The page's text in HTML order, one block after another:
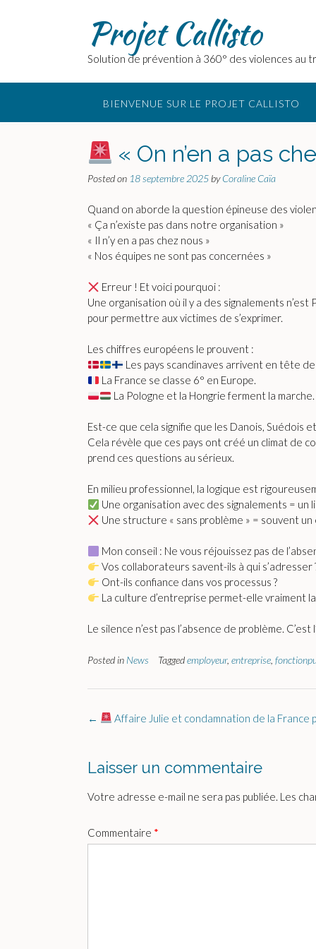
Projet Callisto
Solution de prévention à 360° des violences au
BIENVENUE SUR LE PROJET CALLISTO
« On n’en a pas
Posted on 18 septembre 2025 byCoraline Caïa
Quand on aborde la question épineuse des
« Ça n’existe pas dans notre organisation »
« Il n’y en a pas chez nous »
« Nos équipes ne sont pas concernées »
Erreur ! Et voici pourquoi :
Une organisation où il y a des signalements
pour permettre aux victimes de s’exprimer.
Les chiffres européens le prouvent :
Les pays scandinaves arrivent en tête
La France se classe 6° en Europe.
La Pologne et la Hongrie ferment la marche.
Est-ce que cela signifie que les Danois, Suédois
Cela révèle que ces pays ont créé un climat de
prend ces questions au sérieux.
En milieu professionnel, la logique est
Une organisation avec des signalements = un
Une structure « sans problème » = souvent
Mon conseil : Ne vous réjouissez pas de
Vos collaborateurs savent-ils à qui s’adresser
Ont-ils confiance dans vos processus ?
La culture d’entreprise permet-elle vraiment
Le silence n’est pas l’absence de problème.
Posted in News Taggedemployeur, entreprise
Post
← Affaire Julie et condamnation de la France
Laisser un commentaire
Votre adresse e-mail ne sera pas publiée. Les
Commentaire *